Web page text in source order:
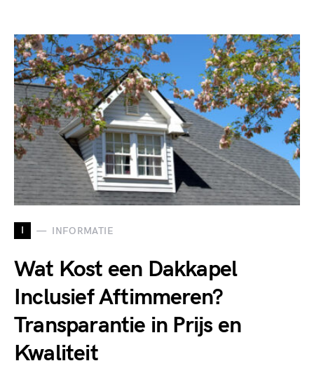
I INFORMATIE
Wat Kost een Dakkapel
Inclusief Aftimmeren?
Transparantie in Prijs en
Kwaliteit